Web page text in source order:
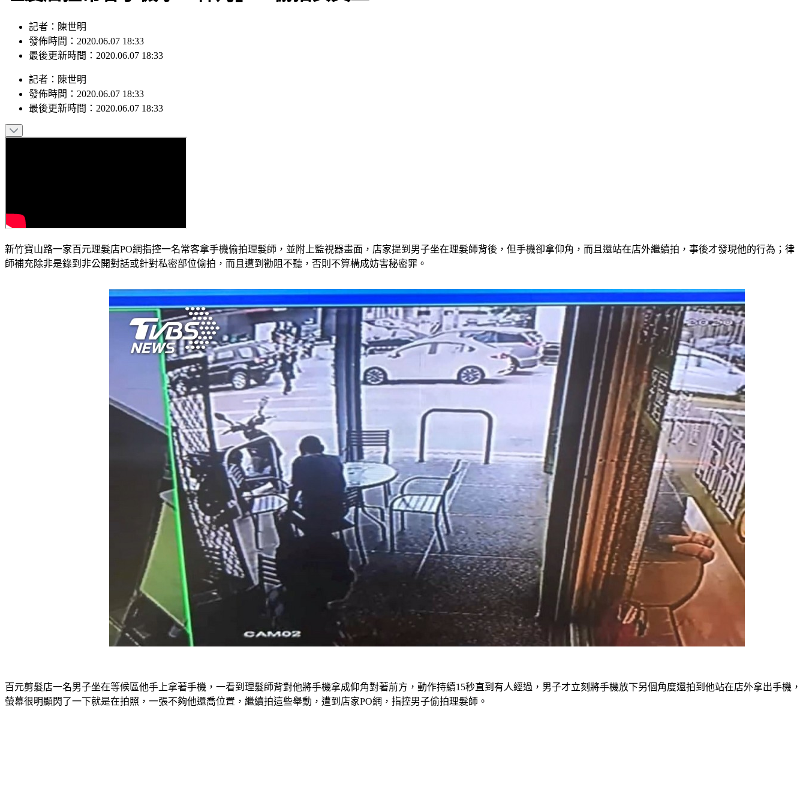
記者：陳世明
發佈時間：2020.06.07 18:33
最後更新時間：2020.06.07 18:33
記者 ： 陳世明
發佈時間： 2020.06.07 18:33
最後更新時間： 2020.06.07 18:33
新竹寶山路一家百元理髮店PO網指控一名常客拿手機偷拍理髮師，並附上監視器畫面，店家提到男子坐在理髮師背後，但手機卻拿仰角，而且還站在店外繼續拍，事後才發現他的行為；律
師補充除非是錄到非公開對話或針對私密部位偷拍，而且遭到勸阻不聽，否則不算構成妨害秘密罪。
百元剪髮店一名男子坐在等候區他手上拿著手機，一看到理髮師背對他將手機拿成仰角對著前方，動作持續15秒直到有人經過，男子才立刻將手機放下另個角度還拍到他站在店外拿出手機，
螢幕很明顯閃了一下就是在拍照，一張不夠他還喬位置，繼續拍這些舉動，遭到店家PO網，指控男子偷拍理髮師。